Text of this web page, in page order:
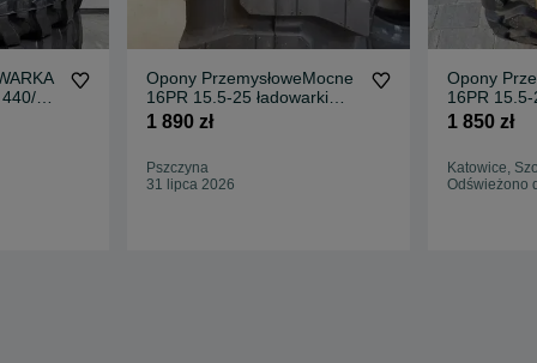
80-
Opony PrzemysłoweMocne
16PR 15.5-25 ładowarki
kołowe koparko-ładowarki
JCB Volvo Komatsu
Liebherr
1 890 zł
Pszczyna
31 lipca 2026
Opony
16PR 15.5-
kołowe
JCB Volvo
Liebherr
1 850 zł
Katowice,
Odświeżono